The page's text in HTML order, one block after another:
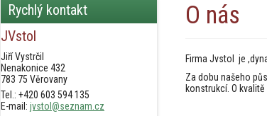
Rychlý kontakt
JVstol
Jiří Vystrčil
Nenakonice 432
783 75 Věrovany
Tel.: +420 603 594 135
E-mail: jvstol@seznam.cz
O nás
Firma Jvstol je
Za dobu našeho
konstrukcí. O